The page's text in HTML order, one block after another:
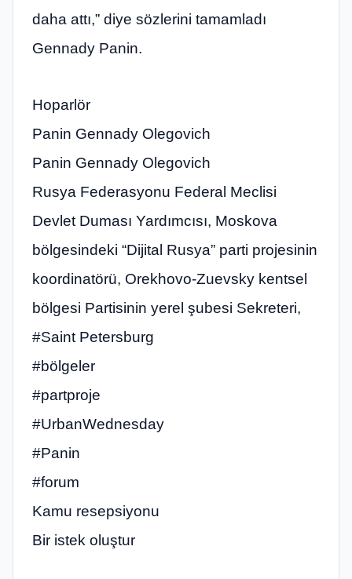
daha attı,” diye sözlerini tamamladı
Gennady Panin.
Hoparlör
Panin Gennady Olegovich
Panin Gennady Olegovich
Rusya Federasyonu Federal Meclisi
Devlet Duması Yardımcısı, Moskova
bölgesindeki “Dijital Rusya” parti projesinin
koordinatörü, Orekhovo-Zuevsky kentsel
bölgesi Partisinin yerel şubesi Sekreteri,
#Saint Petersburg
#bölgeler
#partproje
#UrbanWednesday
#Panin
#forum
Kamu resepsiyonu
Bir istek oluştur